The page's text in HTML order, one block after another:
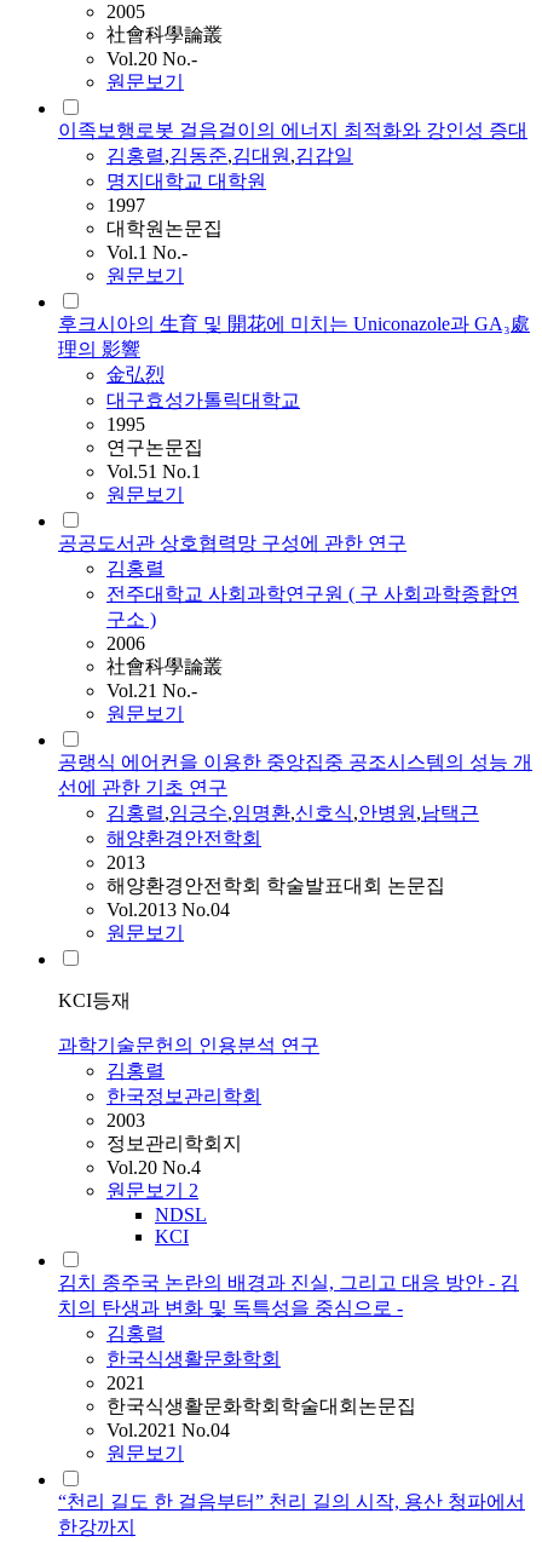
2005
社會科學論叢
Vol.20 No.-
원문보기
이족보행로봇 걸음걸이의 에너지 최적화와 강인성 증대
김홍렬,김동준,김대원,김갑일
명지대학교 대학원
1997
대학원논문집
Vol.1 No.-
원문보기
후크시아의 生育 및 開花에 미치는 Uniconazole과 GA₃處
理의 影響
金弘烈
대구효성가톨릭대학교
1995
연구논문집
Vol.51 No.1
원문보기
공공도서관 상호협력망 구성에 관한 연구
김홍렬
전주대학교 사회과학연구원 ( 구 사회과학종합연
구소 )
2006
社會科學論叢
Vol.21 No.-
원문보기
공랭식 에어컨을 이용한 중앙집중 공조시스템의 성능 개
선에 관한 기초 연구
김홍렬,임긍수,임명환,신호식,안병원,남택근
해양환경안전학회
2013
해양환경안전학회 학술발표대회 논문집
Vol.2013 No.04
원문보기
KCI등재
과학기술문헌의 인용분석 연구
김홍렬
한국정보관리학회
2003
정보관리학회지
Vol.20 No.4
원문보기 2
NDSL
KCI
김치 종주국 논란의 배경과 진실, 그리고 대응 방안 - 김
치의 탄생과 변화 및 독특성을 중심으로 -
김홍렬
한국식생활문화학회
2021
한국식생활문화학회학술대회논문집
Vol.2021 No.04
원문보기
“천리 길도 한 걸음부터” 천리 길의 시작, 용산 청파에서
한강까지